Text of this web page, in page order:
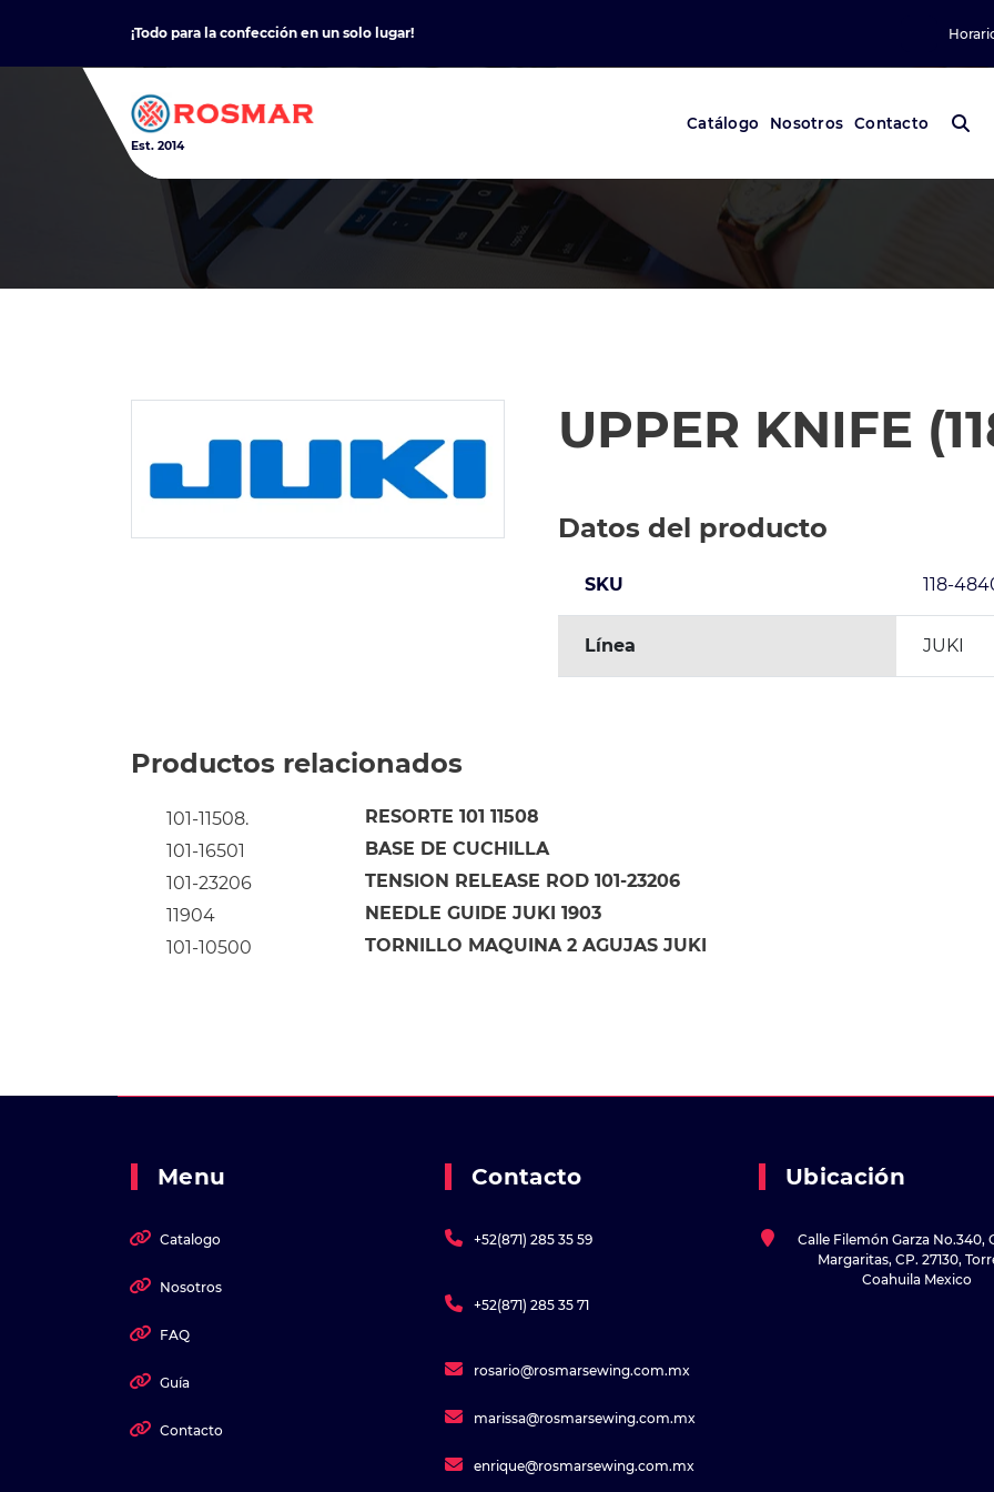
content
¡Todo para la confección en un solo lugar!
Est. 2014
Catálogo Nosotros Contacto
UPPER KNIFE
Datos del producto
SKU 118-
Línea JUKI
Productos relacionados
101-11508. RESORTE 101 11508
101-16501
BASE DE CUCHILLA
101-23206
TENSION RELEASE ROD 101-23206
11904
NEEDLE GUIDE JUKI 1903
101-10500
TORNILLO MAQUINA 2 AGUJAS JUKI
Menu
Catalogo
Nosotros
FAQ
Guía
Contacto
Contacto
+52(871) 285 35 59
+52(871) 285 35 71
rosario@rosmarsewing.com.mx
marissa@rosmarsewing.com.mx
enrique@rosmarsewing.com.mx
Ubicación
Calle Filemón Garza No.340,
Margaritas, CP. 27130,
Coahuila Mexico